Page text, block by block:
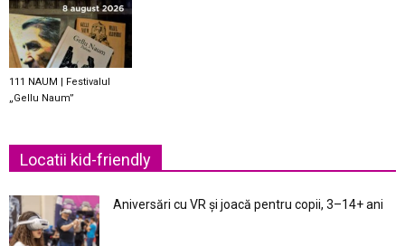
111 NAUM | Festivalul
„Gellu Naum”
Locatii kid-friendly
Aniversări cu VR și joacă pentru copii, 3–14+ ani